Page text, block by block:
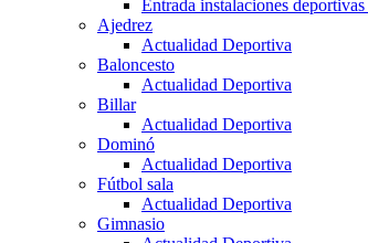
Entrada instalaciones
Ajedrez
Actualidad Deportiva
Baloncesto
Actualidad Deportiva
Billar
Actualidad Deportiva
Dominó
Actualidad Deportiva
Fútbol sala
Actualidad Deportiva
Gimnasio